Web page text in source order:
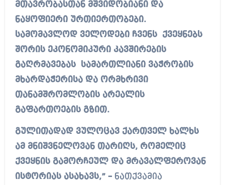
მთავრობასთან მშვიდობიანი და
ნაყოფიერი ურთიერთობები.
სამომავლოდ ველოდები ჩვენს ქვეყნებს
შორის ეკონომიკური კავშირების
გაღრმავებას სამართლიანი ვაჭრობის
მხარდაჭერისა და ორმხრივი
თანამშრომლობის არეალის
გაფართოების გზით.
გულითადად ვულოცავ ქართველ ხალხს
ამ მნიშვნელოვან თარიღს, რომელიც
ქვეყნის გამორჩეულ და მრავალფეროვან
ისტორიას ასახავს,” –ნათქვამია